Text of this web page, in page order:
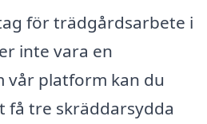
för trädgårdsarbete i
inte vara en
vår platform kan du
få tre skräddarsydda